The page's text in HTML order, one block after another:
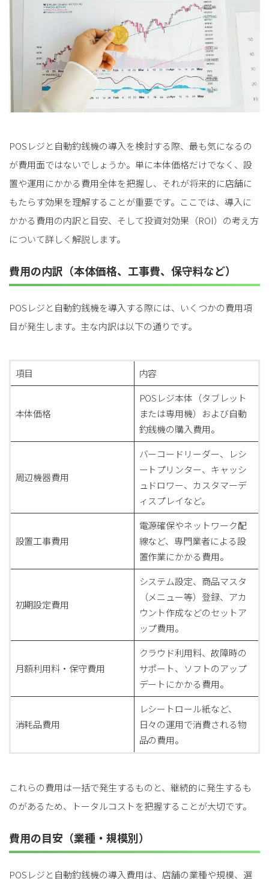
POSレジと自動釣銭機の導入を検討する際、最も気になるの
が費用面ではないでしょうか。単に本体価格だけでなく、設
置や運用にかかる費用全体を把握し、それが将来的に店舗に
もたらす効果を理解することが重要です。ここでは、導入に
かかる費用の内訳と目安、そして投資対効果（ROI）の考え方
について詳しく解説します。
費用の内訳（本体価格、工事費、保守料など）
POSレジと自動釣銭機を導入する際には、いくつかの費用項
目が発生します。主な内訳は以下の通りです。
項目 内容
本体価格
POSレジ本体（タブレット
または専用機）および自動
釣銭機の購入費用。
周辺機器費用
バーコードリーダー、レシ
ートプリンター、キャッシ
ュドロワー、カスタマーデ
ィスプレイなど。
設置工事費用
電源確保やネットワーク配
線など、専門業者による設
置作業にかかる費用。
初期設定費用
システム設定、商品マスタ
（メニュー等）登録、アカ
ウント作成などのセットア
ップ費用。
月額利用料・保守費用
クラウド利用料、故障時の
サポート、ソフトのアップ
デートにかかる費用。
消耗品費用
レシートロール紙など、
日々の運用で消費される物
品の費用。
これらの費用は一括で発生するものと、継続的に発生するも
のがあるため、トータルコストを把握することが大切です。
費用の目安（業種・規模別）
POSレジと自動釣銭機の導入費用は、店舗の業種や規模、選